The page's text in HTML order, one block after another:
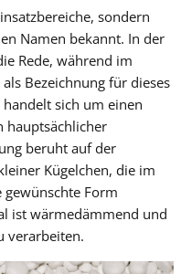
sondern
Namen bekannt. In der
Rede, während im
Bezeichnung für dieses
sich um einen
hauptsächlicher
beruht auf der
Kügelchen, die im
gewünschte Form
ist wärmedämmend und
verarbeiten.